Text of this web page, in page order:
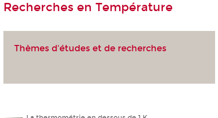
Recherches en Température
Thèmes d'études et de recherches